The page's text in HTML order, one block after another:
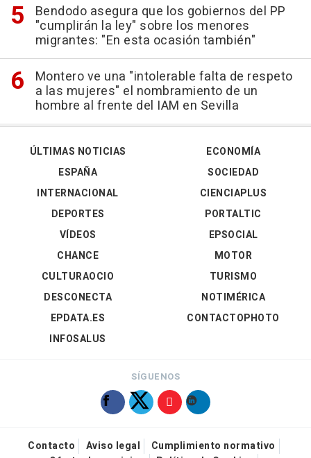
Bendodo asegura que los gobiernos del PP
"cumplirán la ley" sobre los menores
migrantes: "En esta ocasión también"
Montero ve una "intolerable falta de respeto
a las mujeres" el nombramiento de un
hombre al frente del IAM en Sevilla
ÚLTIMAS NOTICIAS
ESPAÑA
INTERNACIONAL
DEPORTES
VÍDEOS
ECONOMÍA
SOCIEDAD
CIENCIAPLUS
PORTALTIC
EPSOCIAL
CHANCE
CULTURAOCIO
DESCONECTA
EPDATA.ES
INFOSALUS
MOTOR
TURISMO
NOTIMÉRICA
CONTACTOPHOTO
SÍGUENOS
Contacto Aviso legal
Cumplimiento normativo